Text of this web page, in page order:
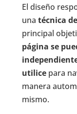
El diseño
una técnica
principal
página se
utilicepara
manera
mismo.